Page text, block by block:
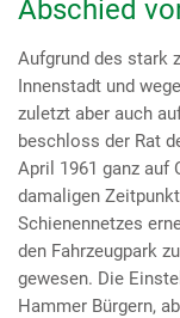
Abschied
Aufgrund des stark
Innenstadt und
zuletzt aber auch
beschloss der Rat
April 1961 ganz auf
damaligen
Schienennetzes
den Fahrzeugpark
gewesen. Die
Hammer Bürgern,